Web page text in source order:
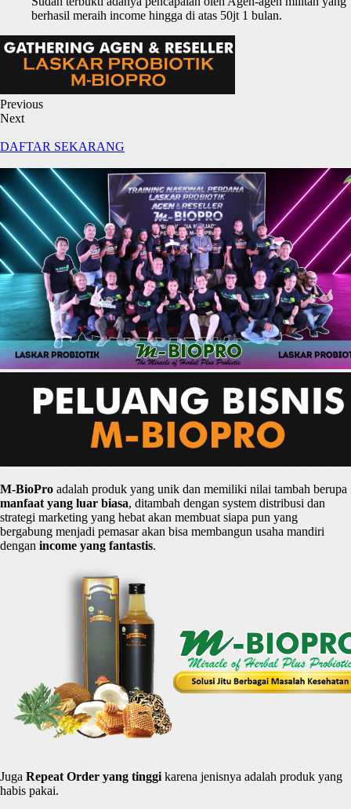
berhasil meraih income hingga di atas 50jt 1 bulan.
Previous
Next
DAFTAR SEKARANG
M-BioPro adalah produk yang unik dan memiliki nilai tambah berupa
manfaat yang luar biasa, ditambah dengan system distribusi dan
strategi marketing yang hebat akan membuat siapa pun yang
bergabung menjadi pemasar akan bisa membangun usaha mandiri
dengan income yang fantastis.
Juga Repeat Order yang tinggi karena jenisnya adalah produk yang
habis pakai.